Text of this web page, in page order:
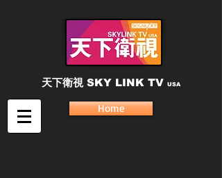
天下衛視 SKY LINK TV USA
Home